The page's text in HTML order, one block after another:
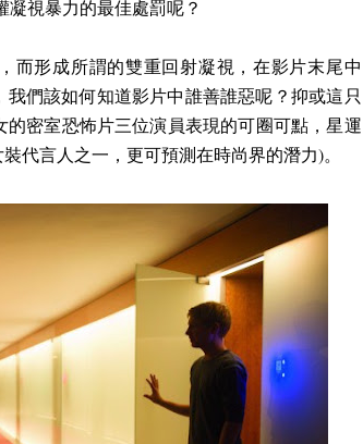
視暴力的最佳處罰呢？
而形成所謂的雙重回射凝視，在影片末尾中
們該如何知道影片中誰善誰惡呢？抑或這只
密室恐怖片三位演員表現的可圈可點，星運
代言人之一，更可預測在時尚界的潛力)。